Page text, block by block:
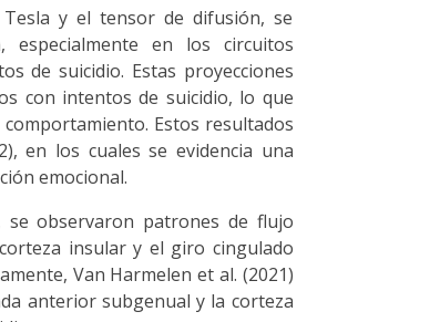
y el tensor de difusión, se
en los circuitos
de suicidio. Estas proyecciones
con intentos de suicidio, lo que
Estos resultados
en los cuales se evidencia una
emocional.
se observaron patrones de flujo
insular y el giro cingulado
Van Harmelen et al. (2021)
anterior subgenual y la corteza